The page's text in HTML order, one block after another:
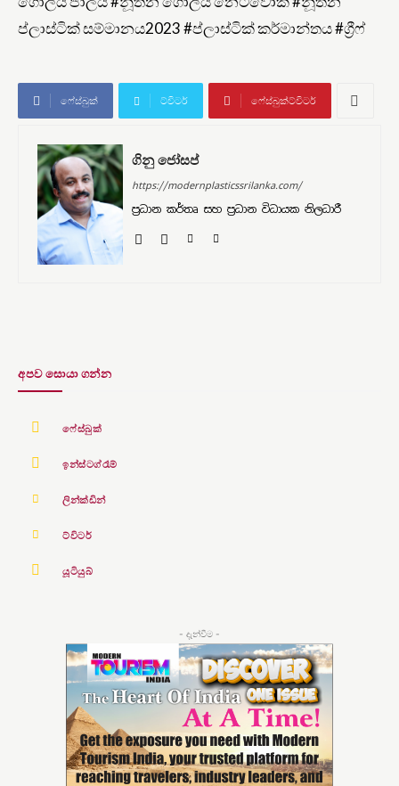
ප්ලාස්ටික් සම්මානය2023 #ප්ලාස්ටික් කර්මාන්තය #ග්‍රීෆ්
ෆේස්බුක් ට්විටර් ෆේස්බුක්ට්විටර්
ගිනු ජෝසප්
https://modernplasticssrilanka.com/
ප්‍රධාන කර්තෘ සහ ප්‍රධාන විධායක නිලධාරී
අපව සොයා ගන්න
ෆේස්බුක්
ඉන්ස්ටග්රෑම්
ලින්ක්ඩින්
ට්විටර්
යූටියුබ්
- දැන්වීම -